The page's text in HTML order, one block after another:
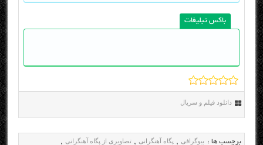
باکس تبلیغات
دانلود فیلم و سریال
برچسب ها : بیوگرافی , پگاه آهنگرانی , تصاویری از پگاه آهنگرانی ,